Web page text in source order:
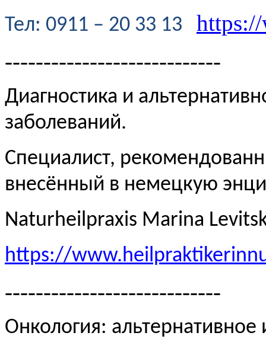
Teл: 0911 – 20 33 13
----------------------------
Диагностика и
заболеваний.
Специалист,
внесённый в немецкую
Naturheilpraxis Marina
https://
----------------------------
Онкология: